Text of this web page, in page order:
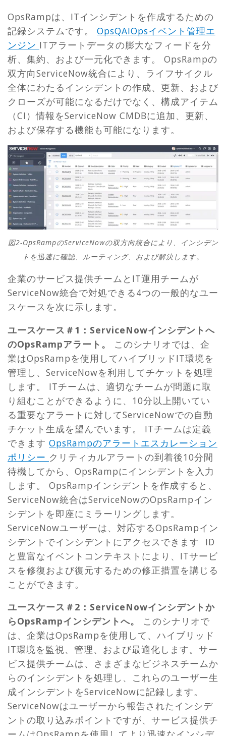
OpsRampは、ITインシデントを作成するための
記録システムです。 OpsQAIOpsイベント管理エ
ンジン ITアラートデータの膨大なフィードを分
析、集約、および一元化できます。 OpsRampの
双方向ServiceNow統合により、ライフサイクル
全体にわたるインシデントの作成、更新、および
クローズが可能になるだけでなく、構成アイテム
（CI）情報をServiceNow CMDBに追加、更新、
および保存する機能も可能になります。
図2-OpsRampのServiceNowの双方向統合により、インシデン
トを迅速に確認、ルーティング、および解決します。
企業のサービス提供チームとIT運用チームが
ServiceNow統合で対処できる4つの一般的なユー
スケースを次に示します。
ユースケース＃1：ServiceNowインシデントへ
のOpsRampアラート。 このシナリオでは、企
業はOpsRampを使用してハイブリッドIT環境を
管理し、ServiceNowを利用してチケットを処理
します。 ITチームは、適切なチームが問題に取
り組むことができるように、10分以上開いてい
る重要なアラートに対してServiceNowでの自動
チケット生成を望んでいます。 ITチームは定義
できます OpsRampのアラートエスカレーション
ポリシー クリティカルアラートの到着後10分間
待機してから、OpsRampにインシデントを入力
します。 OpsRampインシデントを作成すると、
ServiceNow統合はServiceNowのOpsRampイン
シデントを即座にミラーリングします。
ServiceNowユーザーは、対応するOpsRampイン
シデントでインシデントにアクセスできます ID
と豊富なイベントコンテキストにより、ITサービ
スを修復および復元するための修正措置を講じる
ことができます。
ユースケース＃2：ServiceNowインシデントか
らOpsRampインシデントへ。 このシナリオで
は、企業はOpsRampを使用して、ハイブリッド
IT環境を監視、管理、および最適化します。サー
ビス提供チームは、さまざまなビジネスチームか
らのインシデントを処理し、これらのユーザー生
成インシデントをServiceNowに記録します。
ServiceNowはユーザーから報告されたインシデ
ントの取り込みポイントですが、サービス提供チ